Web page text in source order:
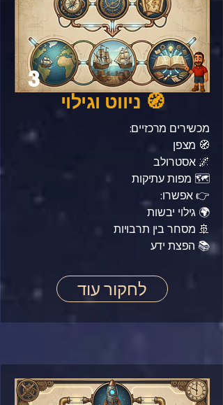
3
🧭 ניווט וגילוי
מכשירים מרכזיים:
🧭 מצפן
🌌 אסטרולב
🗺️ מפות עתיקות
👉 אפשרו:
🌍 גילוי יבשות
🚢 מסחר בין תרבויות
📚 הפצת ידע
לחקור עוד